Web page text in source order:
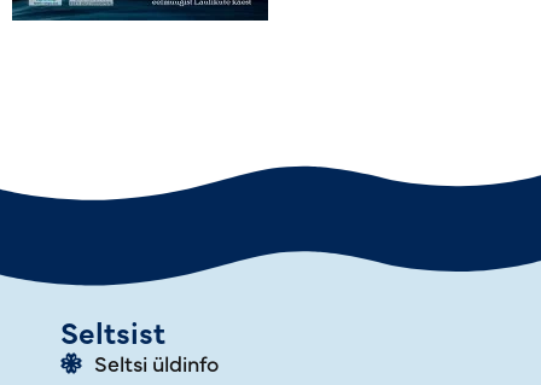
Seltsist
Seltsi üldinfo